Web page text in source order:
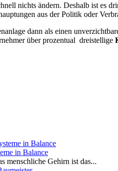
nichts ändern. Deshalb ist es
aus der Politik oder
dann als einen
über prozentual dreistellige
in Balance
menschliche Gehirn ist das...